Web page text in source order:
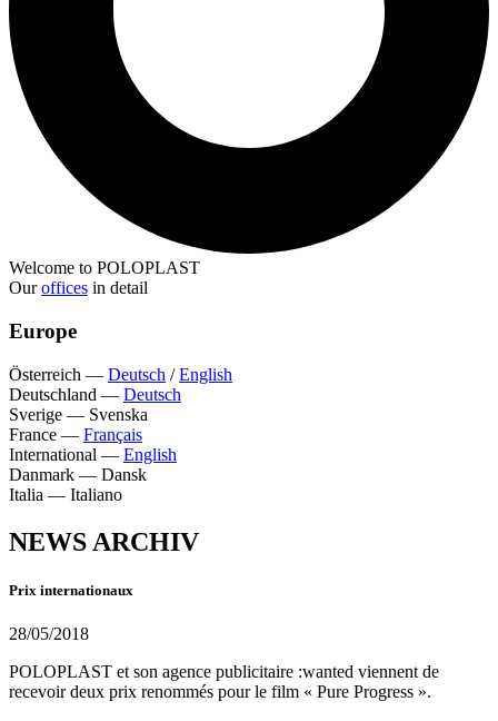
Welcome to POLOPLAST
Ouroffices in detail
Europe
Österreich — Deutsch /English
Deutschland — Deutsch
Sverige — Svenska
France — Français
International — English
Danmark — Dansk
Italia — Italiano
NEWS ARCHIV
Prix internationaux
28/05/2018
POLOPLAST et son agence publicitaire :wanted viennent de
recevoir deux prix renommés pour le film « Pure Progress ».